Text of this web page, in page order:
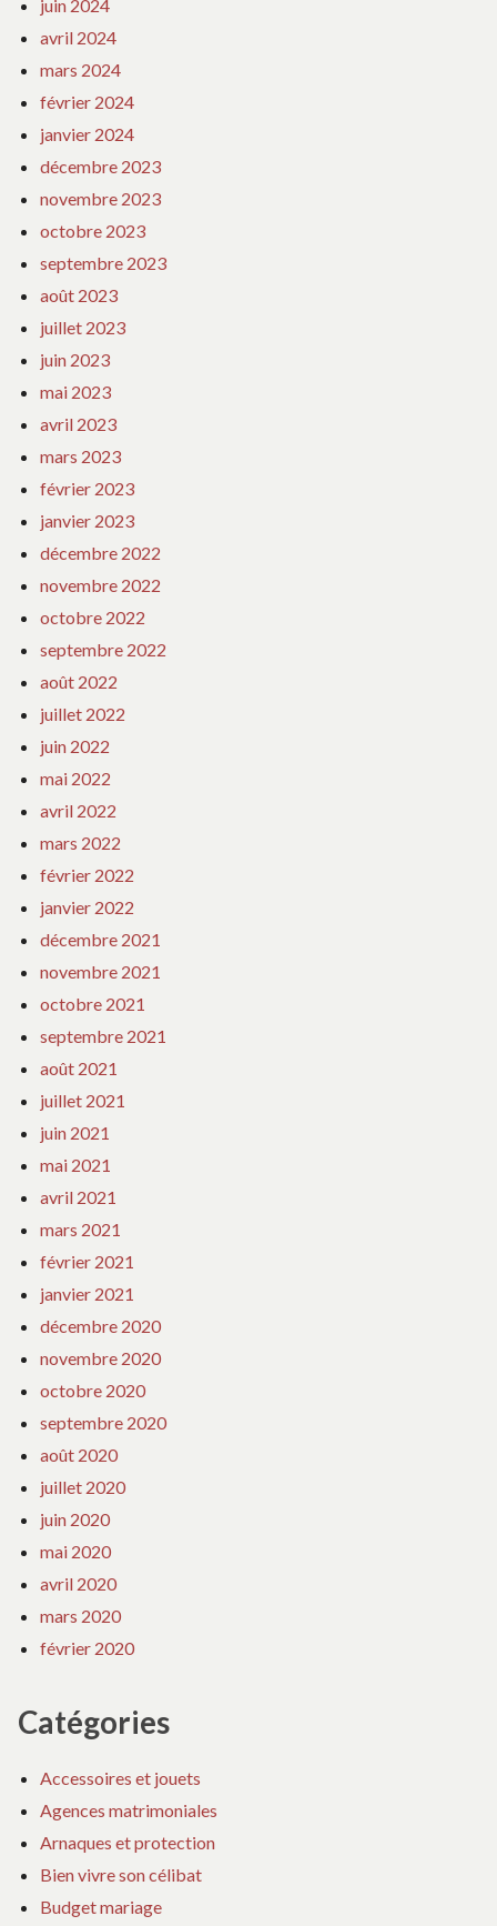
juin 2024
avril 2024
mars 2024
février 2024
janvier 2024
décembre 2023
novembre 2023
octobre 2023
septembre 2023
août 2023
juillet 2023
juin 2023
mai 2023
avril 2023
mars 2023
février 2023
janvier 2023
décembre 2022
novembre 2022
octobre 2022
septembre 2022
août 2022
juillet 2022
juin 2022
mai 2022
avril 2022
mars 2022
février 2022
janvier 2022
décembre 2021
novembre 2021
octobre 2021
septembre 2021
août 2021
juillet 2021
juin 2021
mai 2021
avril 2021
mars 2021
février 2021
janvier 2021
décembre 2020
novembre 2020
octobre 2020
septembre 2020
août 2020
juillet 2020
juin 2020
mai 2020
avril 2020
mars 2020
février 2020
Catégories
Accessoires et jouets
Agences matrimoniales
Arnaques et protection
Bien vivre son célibat
Budget mariage